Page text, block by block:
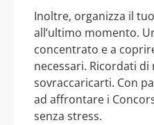
Inoltre, organizza il
all’ultimo momento.
concentrato e a
necessari. Ricordati
sovraccaricarti. Con
ad affrontare i
senza stress.